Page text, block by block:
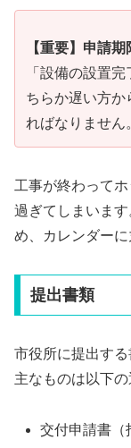
【重要】申請
「設備の設置
ちらか遅い方か
ればなりません
工事が終わって
過ぎてしまいま
め、カレンダーに
提出書類
市役所に提出する
主なものは以下の
交付申請書（